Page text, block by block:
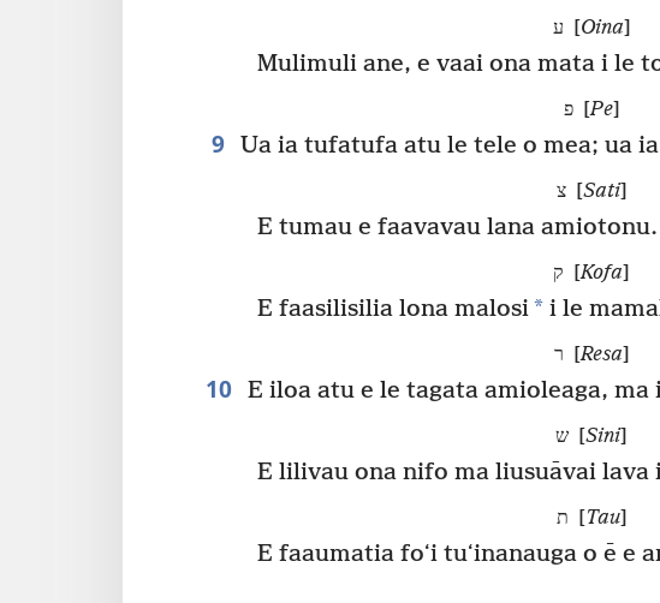
ע [Oina]
Mulimuli ane, e vaai ona mata i le
פ [Pe]
9 Ua ia tufatufa atu le tele o mea; ua
צ [Sati]
E tumau e faavavau lana amiotonu.
ק [Kofa]
E faasilisilia lona malosi* i le
ר [Resa]
10 E iloa atu e le tagata amioleaga, ma
ש [Sini]
E lilivau ona nifo ma liusuāvai lava
ת [Tau]
E faaumatia foʻi tuʻinanauga o ē e